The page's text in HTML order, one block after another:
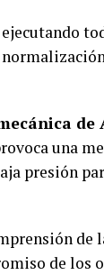
de
una
presión
de
de los